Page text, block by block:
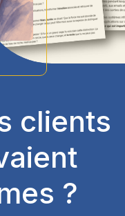
clients
?